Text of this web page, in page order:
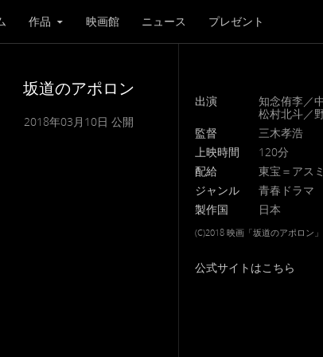
作品 映画館 ニュース プレゼント
坂道のアポロン
2018年03月10日 公開
出演
知念侑李／
松村北斗／
監督
三木孝浩
上映時間
120分
配給
東宝＝アス
ジャンル
青春ドラマ
製作国
日本
(C)2018 映画「坂道のアポロン
公式サイトはこちら